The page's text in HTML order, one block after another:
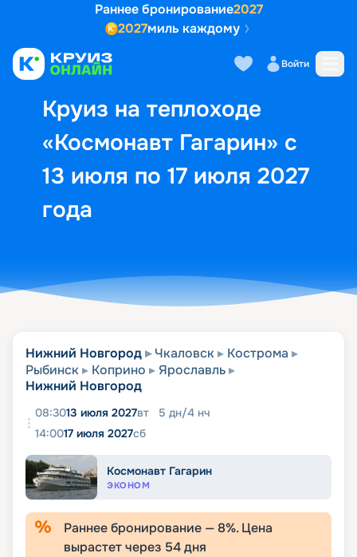
Раннее бронирование2027
2027миль каждому
Войти
Круиз на теплоходе
«Космонавт Гагарин» с
13 июля по 17 июля 2027
года
Выбор кают Маршрут и
Нижний Новгород Чкаловск
Кострома
Рыбинск
Коприно
Ярославль
Нижний Новгород
08:3013 июля 2027вт 5 дн/4 нч
14:0017 июля 2027сб
Космонавт Гагарин
ЭКОНОМ
Раннее бронирование — 8%. Цена
вырастет через 54дня